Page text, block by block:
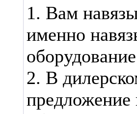
1. Вам
именно
2. В
предложение